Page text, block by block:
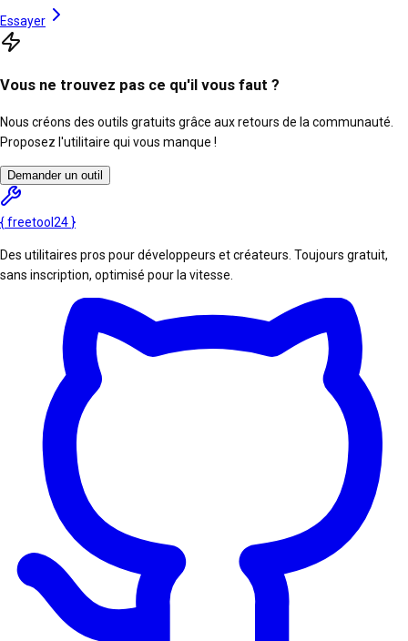
Essayer
Vous ne trouvez pas ce qu'il vous faut ?
Nous créons des outils gratuits grâce aux retours de la communauté.
Proposez l'utilitaire qui vous manque !
Demander un outil
{freetool 24 }
Des utilitaires pros pour développeurs et créateurs. Toujours gratuit,
sans inscription, optimisé pour la vitesse.